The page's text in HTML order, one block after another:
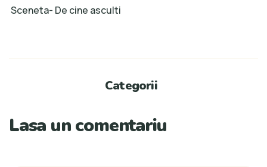
Sceneta- De cine asculti
Categorii
Lasa un comentariu